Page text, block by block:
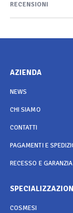
RECENSIONI
AZIENDA
NEWS
CHI SIAMO
CONTATTI
PAGAMENTI E
RECESSO E GARANZIA
COSMESI